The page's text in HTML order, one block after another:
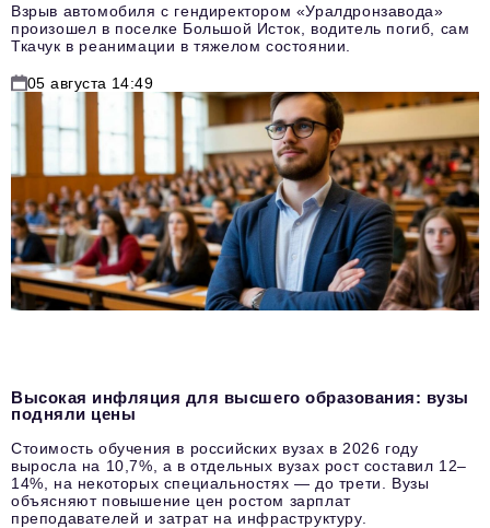
Взрыв автомобиля с гендиректором «Уралдронзавода»
произошел в поселке Большой Исток, водитель погиб, сам
Ткачук в реанимации в тяжелом состоянии.
05 августа 14:49
Высокая инфляция для высшего образования: вузы
подняли цены
Стоимость обучения в российских вузах в 2026 году
выросла на 10,7%, а в отдельных вузах рост составил 12–
14%, на некоторых специальностях — до трети. Вузы
объясняют повышение цен ростом зарплат
преподавателей и затрат на инфраструктуру.